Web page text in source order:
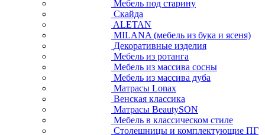
Мебель под старину
Скайда
ALETAN
MILANA (мебель из бука и ясеня)
Декоративные изделия
Мебель из ротанга
Мебель из массива сосны
Мебель из массива дуба
Матрасы Lonax
Венская классика
Матрасы BeautySON
Мебель в классическом стиле
Столешницы и комплектующие ПГ